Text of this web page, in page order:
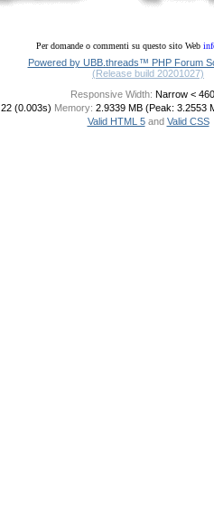
Per domande o commenti su questo sito Web
Powered by UBB.threads™ PHP Forum
(Release build 20201027)
Responsive Width:
22 (0.003s) Memory: 2.9339 MB (Peak: 3.2553
Valid HTML 5 and Valid CSS